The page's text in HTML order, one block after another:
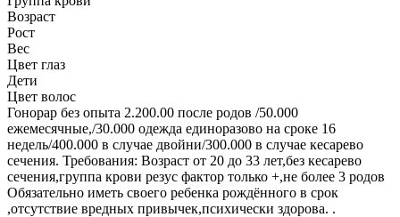
Возраст
Рост
Вес
Цвет глаз
Дети
Цвет волос
Гонорар без опыта 2.200.00 после родов /50.000
ежемесячные,/30.000 одежда единоразово на сроке 16
недель/400.000 в случае двойни/300.000 в случае кесарево
сечения. Требования: Возраст от 20 до 33 лет,без кесарево
сечения,группа крови резус фактор только +,не более 3 родов
Обязательно иметь своего ребенка рождённого в срок
,отсутствие вредных привычек,психически здорова. .